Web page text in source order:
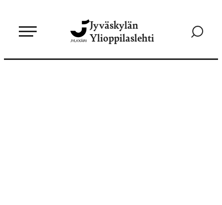
sisältöön
Jyväskylän
Ylioppilaslehti
Siirry